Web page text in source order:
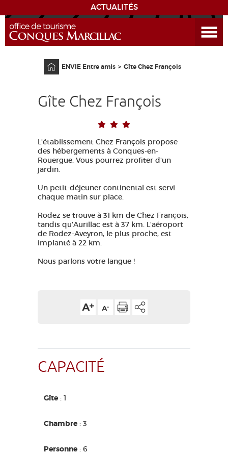
ACTUALITÉS
ENVIEDE...
DÉCOUVRIR LA DESTINATION
CONQUES
SÉJOURNER
EDUCATIF GR 65 GROUPES PRESSE
ENVIE Entre amis Gîte Chez François
Gîte Chez François
L'établissement Chez François propose
des hébergements à Conques-en-
Rouergue. Vous pourrez profiter d'un
jardin.
Un petit-déjeuner continental est servi
chaque matin sur place.
Rodez se trouve à 31 km de Chez François,
tandis qu'Aurillac est à 37 km. L'aéroport
de Rodez-Aveyron, le plus proche, est
implanté à 22 km.
Nous parlons votre langue !
CAPACITÉ
Gîte : 1
Chambre : 3
Personne : 6